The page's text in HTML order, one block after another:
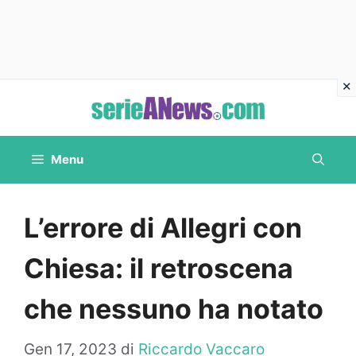
contenuto
Menu
L’errore di Allegri con
Chiesa: il retroscena
che nessuno ha notato
Gen 17, 2023 di Riccardo Vaccaro